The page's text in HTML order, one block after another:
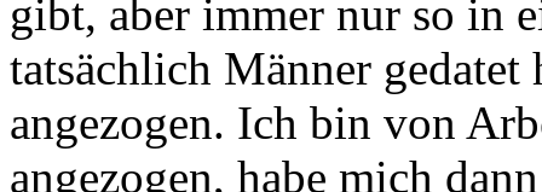
gibt, aber immer nur so in
tatsächlich Männer gedatet
angezogen. Ich bin von
angezogen, habe mich